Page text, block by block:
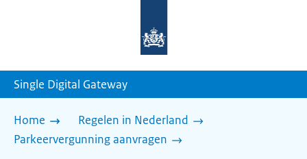
homepage
Single Digital Gateway
Home
Regelen in Nederland
Parkeervergunning aanvragen